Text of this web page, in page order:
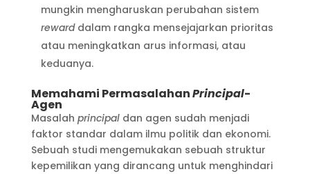
mungkin mengharuskan perubahan sistem
rewarddalam rangka mensejajarkan prioritas
atau meningkatkan arus informasi, atau
keduanya.
Memahami PermasalahanPrincipal-
Agen
Masalah principaldan agen sudah menjadi
faktor standar dalam ilmu politik dan ekonomi.
Sebuah studi mengemukakan sebuah struktur
kepemilikan yang dirancang untuk menghindari